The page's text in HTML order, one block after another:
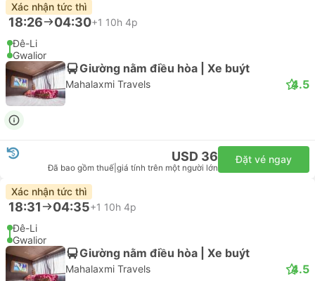
Xác nhận tức thì
18:26 04:30+1 10h 4p
Đê-Li
Gwalior
Giường nằm điều hòa | Xe buýt
Mahalaxmi Travels 4.5
USD 36
Đã bao gồm thuế giá tính trên một người lớn
Đặt vé ngay
Xác nhận tức thì
18:31 04:35+1 10h 4p
Đê-Li
Gwalior
Giường nằm điều hòa | Xe buýt
Mahalaxmi Travels 4.5